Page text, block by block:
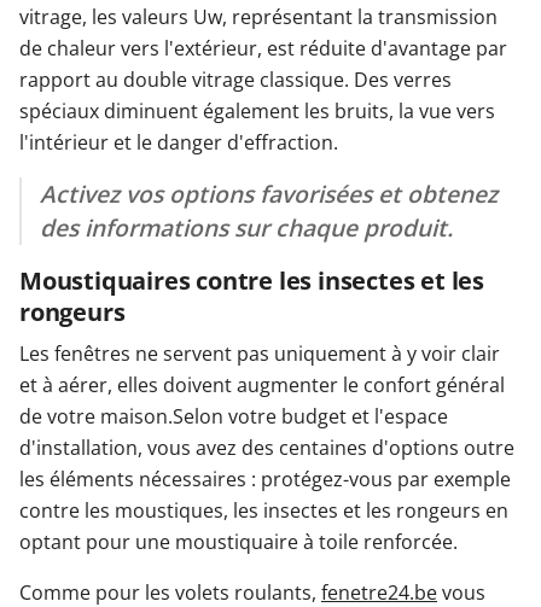
vitrage, les valeurs Uw, représentant la transmission
de chaleur vers l'extérieur, est réduite d'avantage par
rapport au double vitrage classique. Des verres
spéciaux diminuent également les bruits, la vue vers
l'intérieur et le danger d'effraction.
Activez vos options favorisées et obtenez
des informations sur chaque produit.
Moustiquaires contre les insectes et les
rongeurs
Les fenêtres ne servent pas uniquement à y voir clair
et à aérer, elles doivent augmenter le confort général
de votre maison.Selon votre budget et l'espace
d'installation, vous avez des centaines d'options outre
les éléments nécessaires : protégez-vous par exemple
contre les moustiques, les insectes et les rongeurs en
optant pour une moustiquaire à toile renforcée.
Comme pour les volets roulants, fenetre24.bevous